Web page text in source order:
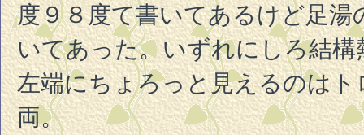
度９８度て書いてあるけど足湯
いてあった。いずれにしろ結構
左端にちょろっと見えるのは
両。